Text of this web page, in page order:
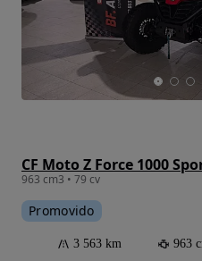
CF Moto Z Force 1000
963 cm3 • 79 cv
Promovido
3 563 km 963